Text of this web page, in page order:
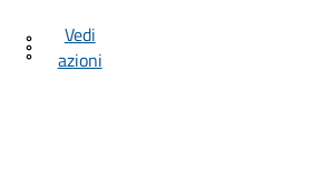
Vedi
azioni